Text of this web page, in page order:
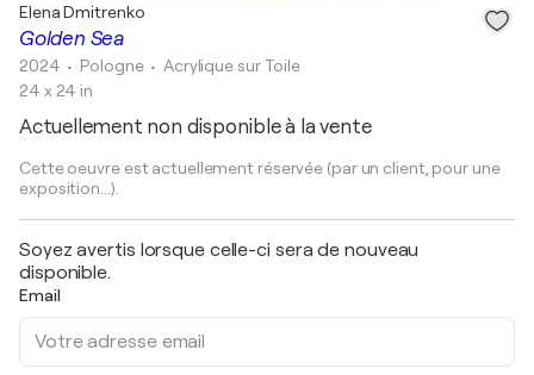
Golden Sea
Elena Dmitrenko
2024 • Pologne • Acrylique sur Toile
24 x 24 in
Actuellement non disponible à la vente
Cette oeuvre est actuellement réservée (par un client, pour une
exposition...).
Soyez avertis lorsque celle-ci sera de nouveau
disponible.
Email